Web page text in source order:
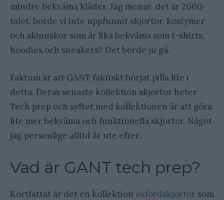
mindre bekväma kläder. Jag menar, det är 2000-
talet, borde vi inte uppfunnit skjortor, kostymer
och skinnskor som är lika bekväma som t-shirts,
hoodies och sneakers? Det borde ju gå.
Faktum är att GANT faktiskt börjat pilla lite i
detta. Deras senaste kollektion skjortor heter
Tech prep och syftet med kollektionen är att göra
lite mer bekväma och funktionella skjortor. Något
jag personlige alltid är ute efter.
Vad är GANT tech prep?
Kortfattat är det en kollektion oxfordskjortor som